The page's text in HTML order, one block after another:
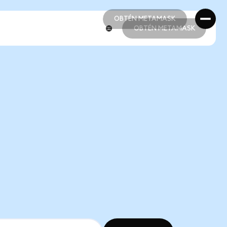
OBTÉN METAMASK
OBTÉN METAMASK
OBTÉN METAMASK